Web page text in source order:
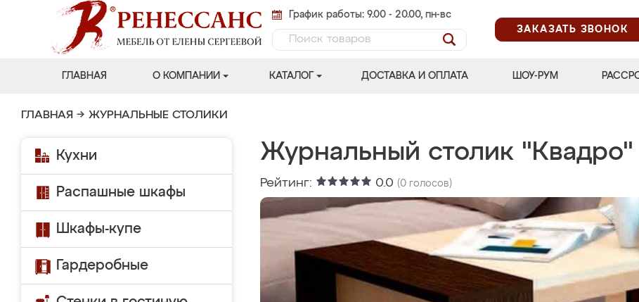
График работы: 9.00 - 20.00, пн-вс
ЗАКАЗАТЬ ЗВОНОК
ГЛАВНАЯ О КОМПАНИИ КАТАЛОГ ДОСТАВКА И ОПЛАТА ШОУ-РУМ
ГЛАВНАЯ → ЖУРНАЛЬНЫЕ СТОЛИКИ
Кухни
Распашные шкафы
Шкафы-купе
Гардеробные
Журнальный столик "Квадро"
Рейтинг: 0.0 (0 голосов)